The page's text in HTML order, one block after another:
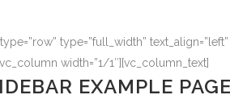
type=”full_width”
width=”1/1″][vc_column_text]
EXAMPLE PAGE